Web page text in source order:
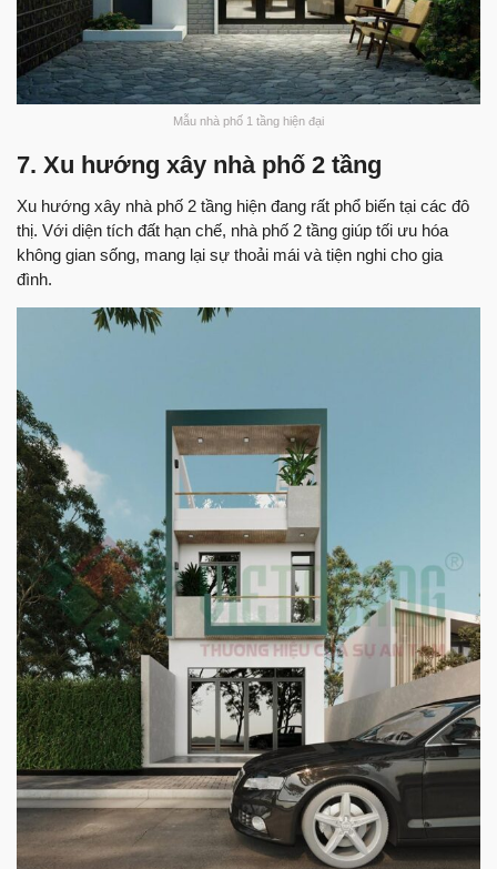
Mẫu nhà phố 1 tầng hiện đại
7. Xu hướng xây nhà phố 2 tầng
Xu hướng xây nhà phố 2 tầng hiện đang rất phổ biến tại các đô
thị. Với diện tích đất hạn chế, nhà phố 2 tầng giúp tối ưu hóa
không gian sống, mang lại sự thoải mái và tiện nghi cho gia
đình.